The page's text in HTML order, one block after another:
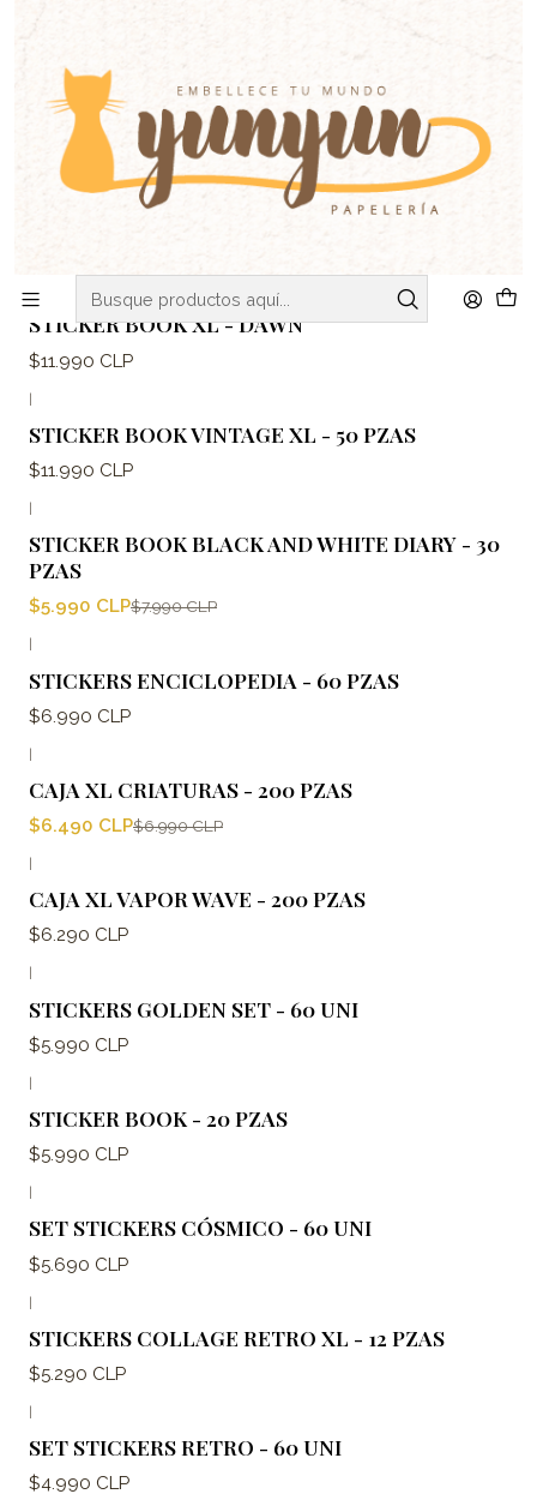
ENVIOS DE MARTES A VIERNES - RETIRO EN VIÑA DEL MAR
Inicio ADHESIVOS Stickers Set Stickers
Set Stickers
|
STICKER BOOK XL - DAWN
$11.990 CLP
|
STICKER BOOK VINTAGE XL - 50 PZAS
$11.990 CLP
STICKER BOOK BLACK AND WHITE DIARY - 30
PZAS
$5.990 CLP$7.990 CLP
STICKERS ENCICLOPEDIA - 60 PZAS
$6.990 CLP
|
CAJA XL CRIATURAS - 200 PZAS
$6.490 CLP$6.990 CLP
CAJA XL VAPOR WAVE - 200 PZAS
$6.290 CLP
STICKERS GOLDEN SET - 60 UNI
$5.990 CLP
|
STICKER BOOK - 20 PZAS
$5.990 CLP
SET STICKERS CÓSMICO - 60 UNI
$5.690 CLP
|
STICKERS COLLAGE RETRO XL - 12 PZAS
$5.290 CLP
SET STICKERS RETRO - 60 UNI
$4.990 CLP